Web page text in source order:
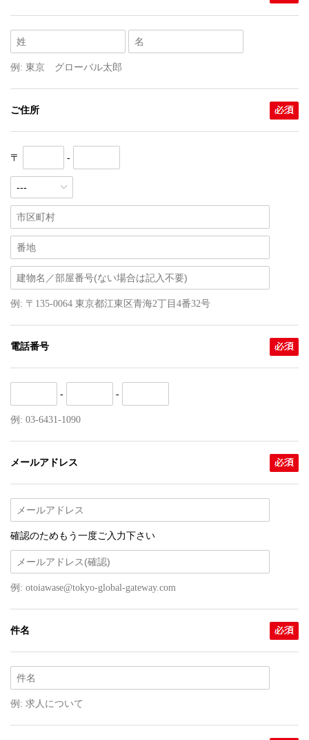
例: 東京 グローバル太郎
ご住所
〒 -
例: 〒135-0064 東京都江東区青海2丁目4番32号
電話番号
- -
例: 03-6431-1090
メールアドレス
確認のためもう一度ご入力下さい
例: otoiawase@tokyo-global-gateway.com
件名
例: 求人について